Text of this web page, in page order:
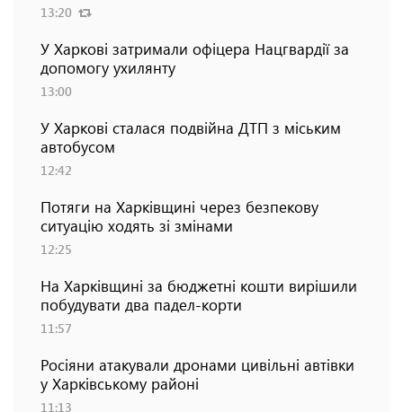
13:20
У Харкові затримали офіцера Нацгвардії за
допомогу ухилянту
13:00
У Харкові сталася подвійна ДТП з міським
автобусом
12:42
Потяги на Харківщині через безпекову
ситуацію ходять зі змінами
12:25
На Харківщині за бюджетні кошти вирішили
побудувати два падел-корти
11:57
Росіяни атакували дронами цивільні автівки
у Харківському районі
11:13